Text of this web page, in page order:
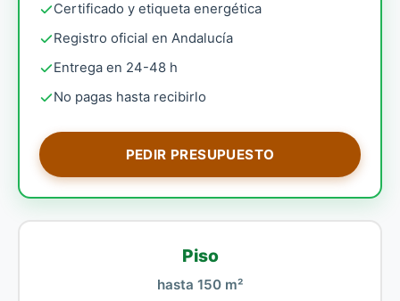
Certificado y etiqueta energética
Registro oficial en Andalucía
Entrega en 24-48 h
No pagas hasta recibirlo
PEDIR PRESUPUESTO
Piso
hasta 150 m²